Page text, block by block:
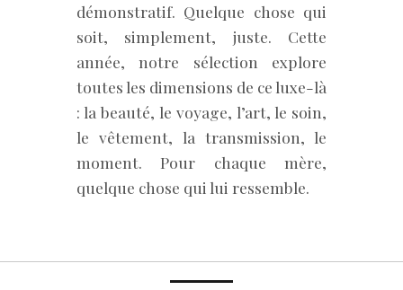
démonstratif. Quelque chose qui
soit, simplement, juste. Cette
année, notre sélection explore
toutes les dimensions de ce luxe-là
: la beauté, le voyage, l’art, le soin,
le vêtement, la transmission, le
moment. Pour chaque mère,
quelque chose qui lui ressemble.